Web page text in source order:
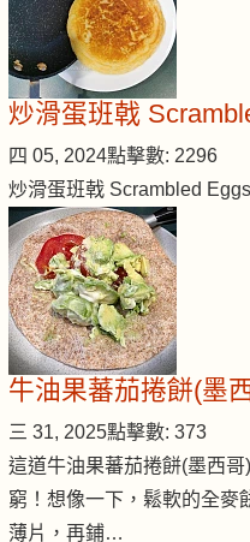
炒滑蛋班戟
四 05, 2024點擊數: 2296
炒滑蛋班戟 Scrambled
牛油果蕃茄捲餅(墨
三 31, 2025點擊數: 373
這道牛油果蕃茄捲餅(墨西
窮！想像一下，鬆軟的全麥
薄片，再鋪…